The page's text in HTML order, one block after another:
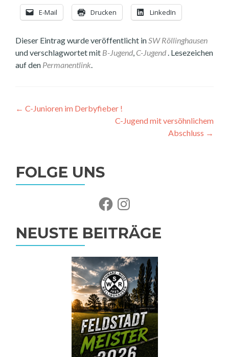
E-Mail Drucken LinkedIn
Dieser Eintrag wurde veröffentlicht in SW Röllinghausen
und verschlagwortet mit B-Jugend C-Jugend . Lesezeichen
auf den Permanentlink
Beitragsnavigation
← C-Junioren im Derbyfieber !
C-Jugend mit versöhnlichem
Abschluss →
FOLGE UNS
FacebookInstagram
NEUSTE BEITRÄGE